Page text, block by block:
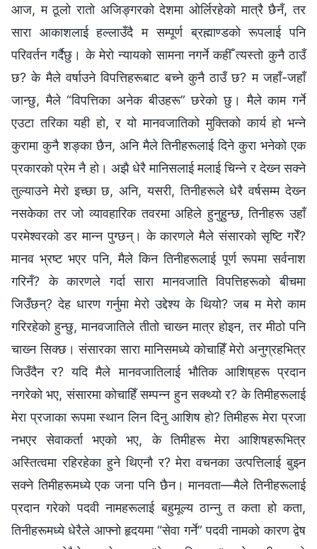
आज, म ठूलो रातो अजिङ्गरको देशमा ओर्लिरहेको मात्रै छैनँ, तर
सारा आकाशलाई हल्‍लाउँदै म सम्पूर्ण ब्रह्माण्डको रूपलाई पनि
परिवर्तन गर्दैछु। के मेरो न्यायको सामना नगर्ने कहीँ त्यस्तो कुनै ठाउँ
छ? के मैले वर्षाउने विपत्तिहरूबाट बच्ने कुनै ठाउँ छ? म जहाँ-जहाँ
जान्छु, मैले “विपत्तिका अनेक बीउहरू” छरेको छु। मैले काम गर्ने
एउटा तरिका यही हो, र यो मानवजातिको मुक्तिको कार्य हो भन्‍ने
कुरामा कुनै शङ्का छैन, अनि मैले तिनीहरूलाई दिने कुरा भनेको एक
प्रकारको प्रेम नै हो। अझै धेरै मानिसलाई मलाई चिन्‍ने र देख्‍न सक्‍ने
तुल्याउने मेरो इच्छा छ, अनि, यसरी, तिनीहरूले धेरै वर्षसम्‍म देख्‍न
नसकेका तर जो व्यावहारिक तवरमा अहिले हुनुहुन्छ, तिनीहरू उहाँ
परमेश्‍वरको डर मान्न पुग्छन्। के कारणले मैले संसारको सृष्टि गरेँ?
मानव भ्रष्ट भएर पनि, मैले किन तिनीहरूलाई पूर्ण रूपमा सर्वनाश
गरिनँ? के कारणले गर्दा सारा मानवजाति विपत्तिहरूको बीचमा
जिउँछन्? देह धारण गर्नुमा मेरो उद्देश्य के थियो? जब म मेरो काम
गरिरहेको हुन्छु, मानवजातिले तीतो चाख्‍न मात्र होइन, तर मीठो पनि
चाख्‍न सिक्छ। संसारका सारा मानिसमध्ये कोचाहिँ मेरो अनुग्रहभित्र
जिउँदैन र? यदि मैले मानवजातिलाई भौतिक आशिष्‌हरू प्रदान
नगरेको भए, संसारमा कोचाहिँ सम्पन्न हुन सक्थ्यो र? के तिमीहरूलाई
मेरा प्रजाका रूपमा स्थान लिन दिनु आशिष हो? तिमीहरू मेरा प्रजा
नभएर सेवाकर्ता भएको भए, के तिमीहरू मेरा आशिषहरूभित्र
अस्तित्वमा रहिरहेका हुने थिएनौ र? मेरा वचनका उत्पत्तिलाई बुझ्‍न
सक्‍ने तिमीहरूमध्ये एक जना पनि छैन। मानवता—मैले तिनीहरूलाई
प्रदान गरेको पदवी नामहरूलाई बहुमूल्य ठान्‍नु त कता हो कता,
तिनीहरूमध्ये धेरैले आफ्‍नो हृदयमा “सेवा गर्ने” पदवी नामको कारण द्वेष